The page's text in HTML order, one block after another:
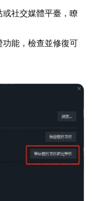
或社交媒體平臺，瞭
功能，檢查並修復可